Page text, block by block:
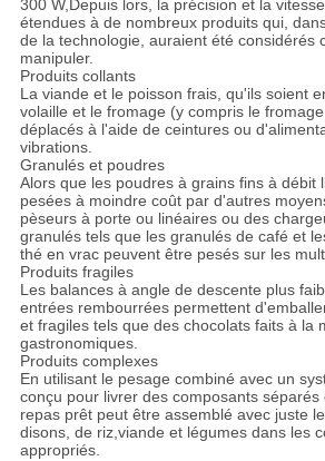
300 W,Depuis lors, la précision et la
étendues à de nombreux produits qui,
de la technologie, auraient été considérés
manipuler.
Produits collants
La viande et le poisson frais, qu'ils soient
volaille et le fromage (y compris le
déplacés à l'aide de ceintures ou
vibrations.
Granulés et poudres
Alors que les poudres à grains fins à débit
pesées à moindre coût par d'autres
pèseurs à porte ou linéaires ou des
granulés tels que les granulés de café et
thé en vrac peuvent être pesés sur les
Produits fragiles
Les balances à angle de descente plus
entrées rembourrées permettent
et fragiles tels que des chocolats faits à la
gastronomiques.
Produits complexes
En utilisant le pesage combiné avec un
conçu pour livrer des composants séparés
repas prêt peut être assemblé avec juste
disons, de riz,viande et légumes dans les
appropriés.